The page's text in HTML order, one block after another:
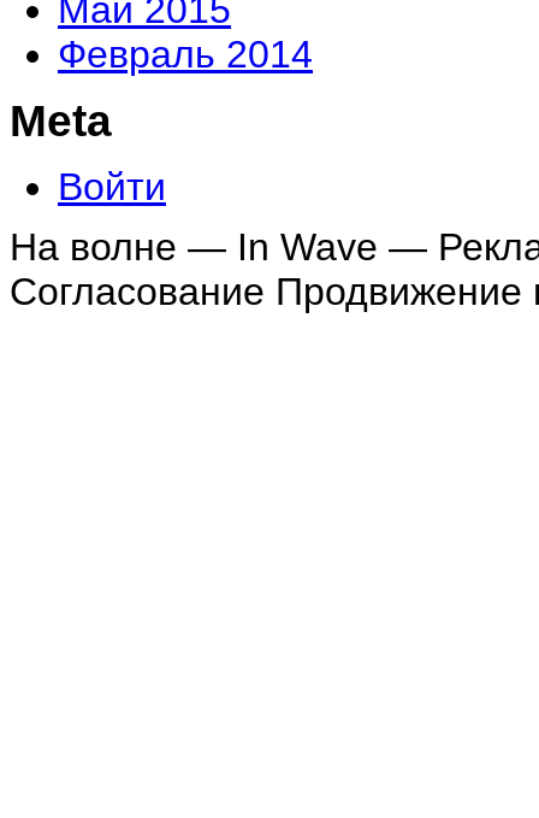
Май 2015
Февраль 2014
Meta
Войти
На волне — In Wave —
Согласование Продвижение